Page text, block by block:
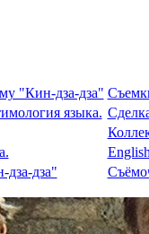
"Кин-дза-дза"
языка.
дза"